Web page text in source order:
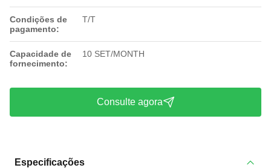
Condições de
pagamento:
T/T
Capacidade de
fornecimento:
10 SET/MONTH
Consulte agora
Especificações